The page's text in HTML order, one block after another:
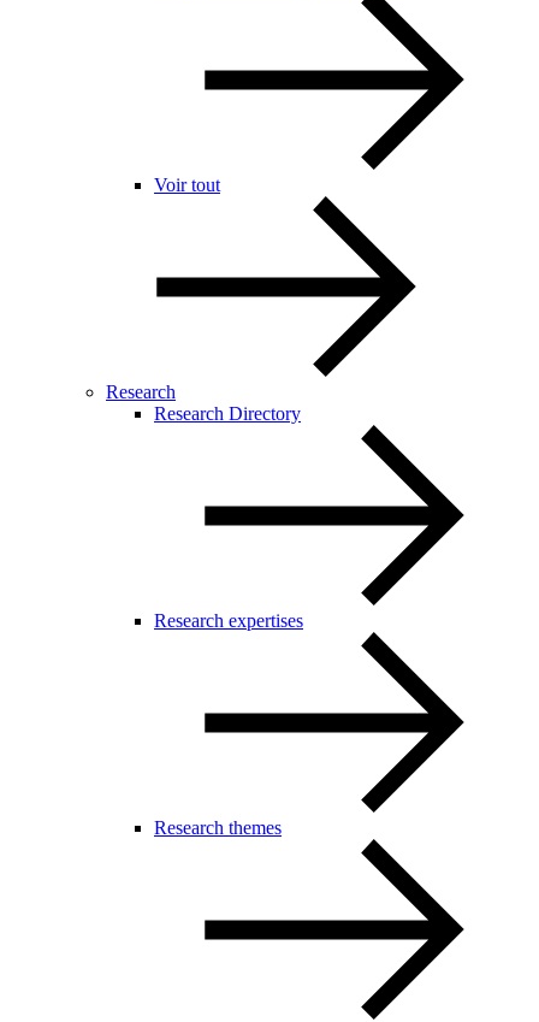
Voir tout
Research
Research Directory
Research expertises
Research themes